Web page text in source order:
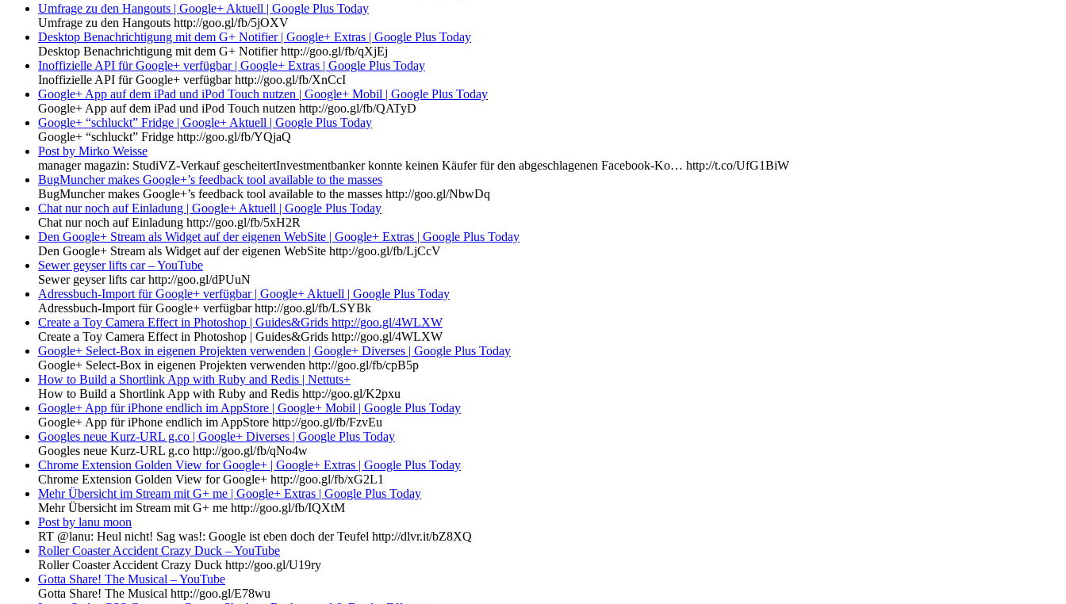
Umfrage zu den Hangouts | Google+ Aktuell | Google Plus Today
Umfrage zu den Hangouts http://goo.gl/fb/5jOXV
Desktop Benachrichtigung mit dem G+ Notifier | Google+ Extras | Google Plus Today
Desktop Benachrichtigung mit dem G+ Notifier http://goo.gl/fb/qXjEj
Inoffizielle API für Google+ verfügbar | Google+ Extras | Google Plus Today
Inoffizielle API für Google+ verfügbar http://goo.gl/fb/XnCcI
Google+ App auf dem iPad und iPod Touch nutzen | Google+ Mobil | Google Plus Today
Google+ App auf dem iPad und iPod Touch nutzen http://goo.gl/fb/QATyD
Google+ “schluckt” Fridge | Google+ Aktuell | Google Plus Today
Google+ “schluckt” Fridge http://goo.gl/fb/YQjaQ
Post by Mirko Weisse
manager magazin: StudiVZ-Verkauf gescheitertInvestmentbanker konnte keinen Käufer für den abgeschlagenen Facebook-Ko… http://t.co/UfG1BiW
BugMuncher makes Google+’s feedback tool available to the masses
BugMuncher makes Google+’s feedback tool available to the masses http://goo.gl/NbwDq
Chat nur noch auf Einladung | Google+ Aktuell | Google Plus Today
Chat nur noch auf Einladung http://goo.gl/fb/5xH2R
Den Google+ Stream als Widget auf der eigenen WebSite | Google+ Extras | Google Plus Today
Den Google+ Stream als Widget auf der eigenen WebSite http://goo.gl/fb/LjCcV
‪Sewer geyser lifts car‬‏ – YouTube
Sewer geyser lifts car http://goo.gl/dPUuN
Adressbuch-Import für Google+ verfügbar | Google+ Aktuell | Google Plus Today
Adressbuch-Import für Google+ verfügbar http://goo.gl/fb/LSYBk
Create a Toy Camera Effect in Photoshop | Guides&Grids http://goo.gl/4WLXW
Create a Toy Camera Effect in Photoshop | Guides&Grids http://goo.gl/4WLXW
Google+ Select-Box in eigenen Projekten verwenden | Google+ Diverses | Google Plus Today
Google+ Select-Box in eigenen Projekten verwenden http://goo.gl/fb/cpB5p
How to Build a Shortlink App with Ruby and Redis | Nettuts+
How to Build a Shortlink App with Ruby and Redis http://goo.gl/K2pxu
Google+ App für iPhone endlich im AppStore | Google+ Mobil | Google Plus Today
Google+ App für iPhone endlich im AppStore http://goo.gl/fb/FzvEu
Googles neue Kurz-URL g.co | Google+ Diverses | Google Plus Today
Googles neue Kurz-URL g.co http://goo.gl/fb/qNo4w
Chrome Extension Golden View for Google+ | Google+ Extras | Google Plus Today
Chrome Extension Golden View for Google+ http://goo.gl/fb/xG2L1
Mehr Übersicht im Stream mit G+ me | Google+ Extras | Google Plus Today
Mehr Übersicht im Stream mit G+ me http://goo.gl/fb/IQXtM
Post by lanu moon
RT @lanu: Heul nicht! Sag was!: Google ist eben doch der Teufel http://dlvr.it/bZ8XQ
‪Roller Coaster Accident Crazy Duck‬‏ – YouTube
Roller Coaster Accident Crazy Duck http://goo.gl/U19ry
‪Gotta Share! The Musical‬‏ – YouTube
Gotta Share! The Musical http://goo.gl/E78wu